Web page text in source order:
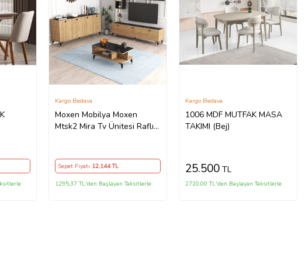
Moxen Mobilya Moxen
Mtsk2 Mira Tv Ünitesi Raflı
Sepet-bendir
MXNMTSK2002SPT
Kargo Bedava
Sepet Fiyatı 12.144TL
1295,37 TL'den Başlayan Taksitlerle
1006 MDF MUTFAK MASA
TAKIMI (Bej)
Kargo Bedava
25.500 TL
2720,00 TL'den Başlayan Taksitlerle